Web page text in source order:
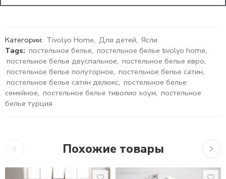
Категории: Tivolyo Home, Для детей, Ясли
Tags: постельное белье, постельное белье tivolyo home,
постельное белье двуспальное, постельное белье евро,
постельное белье полуторное, постельное белье сатин,
постельное белье сатин делюкс, постельное белье
семейное, постельное белье тиволио хоум, постельное
белье турция
Похожие товары